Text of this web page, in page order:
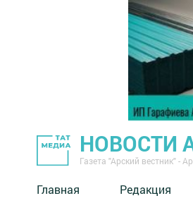
НОВОСТИ
Газета "Арский вестник" -
Главная Редакция